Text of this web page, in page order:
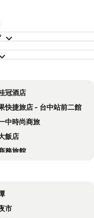
冠酒店
快捷旅店 - 台中站前二館
中時尚商旅
飯店
務旅館
Hotel
店台中館
市